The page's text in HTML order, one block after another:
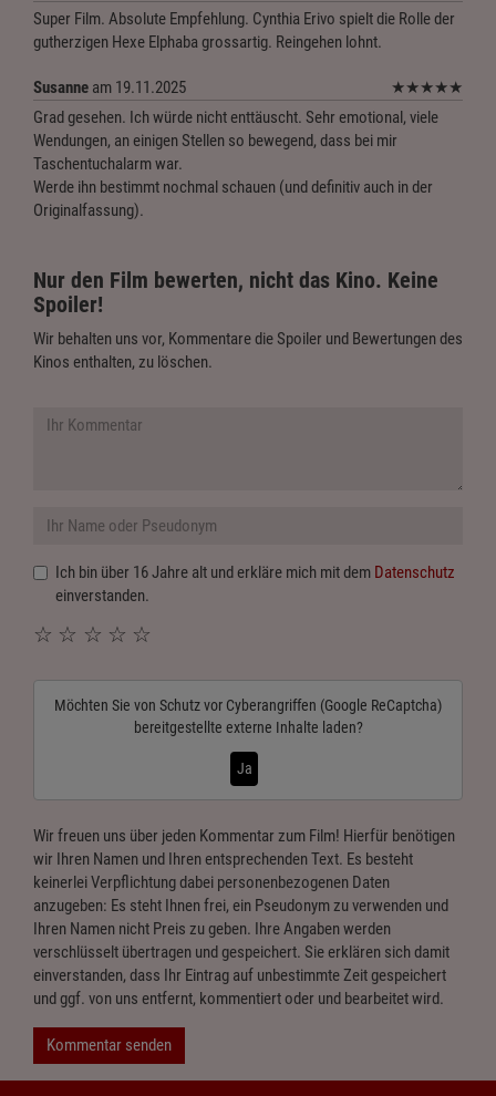
Super Film. Absolute Empfehlung. Cynthia Erivo spielt die Rolle der
gutherzigen Hexe Elphaba grossartig. Reingehen lohnt.
Susanne am 19.11.2025 ★★★★★
Grad gesehen. Ich würde nicht enttäuscht. Sehr emotional, viele
Wendungen, an einigen Stellen so bewegend, dass bei mir
Taschentuchalarm war.
Werde ihn bestimmt nochmal schauen (und definitiv auch in der
Originalfassung).
Nur den Film bewerten, nicht das Kino. Keine
Spoiler!
Wir behalten uns vor, Kommentare die Spoiler und Bewertungen des
Kinos enthalten, zu löschen.
Ich bin über 16 Jahre alt und erkläre mich mit dem Datenschutz
einverstanden.
☆
☆
☆
☆
☆
Möchten Sie von Schutz vor Cyberangriffen (Google ReCaptcha)
bereitgestellte externe Inhalte laden?
Ja
Wir freuen uns über jeden Kommentar zum Film! Hierfür benötigen
wir Ihren Namen und Ihren entsprechenden Text. Es besteht
keinerlei Verpflichtung dabei personenbezogenen Daten
anzugeben: Es steht Ihnen frei, ein Pseudonym zu verwenden und
Ihren Namen nicht Preis zu geben. Ihre Angaben werden
verschlüsselt übertragen und gespeichert. Sie erklären sich damit
einverstanden, dass Ihr Eintrag auf unbestimmte Zeit gespeichert
und ggf. von uns entfernt, kommentiert oder und bearbeitet wird.
Kommentar senden